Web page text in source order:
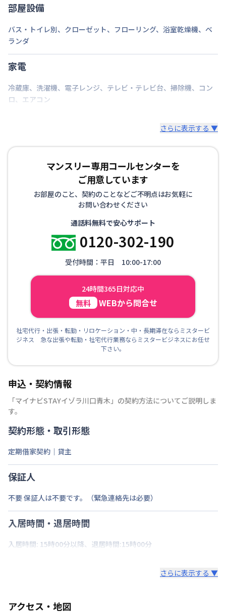
部屋設備
バス・トイレ別、 クローゼット、 フローリング、 浴室乾燥機、 ベ
ランダ
家電
冷蔵庫、 洗濯機、 電子レンジ、 テレビ・テレビ台、 掃除機、 コン
ロ、 エアコン
さらに表示する ▼
マンスリー専用コールセンターを
ご用意しています
お部屋のこと、契約のことなどご不明点はお気軽に
お問い合わせください
通話料無料で安心サポート
0120-302-190
受付時間：平日 10:00-17:00
24時間365日対応中
無料 WEBから問合せ
社宅代行・出張・転勤・リロケーション・中・長期滞在ならミスタービ
ジネス 急な出張や転勤・社宅代行業務ならミスタービジネスにお任せ
下さい。
申込・契約情報
「マイナビSTAYイゾラ川口青木 」の契約方法についてご説明しま
す。
契約形態・取引形態
定期借家契約｜貸主
保証人
不要 保証人は不要です。（緊急連絡先は必要）
入居時間・退居時間
入居時間: 15時00分以降、退居時間:15時00分
さらに表示する ▼
アクセス・地図